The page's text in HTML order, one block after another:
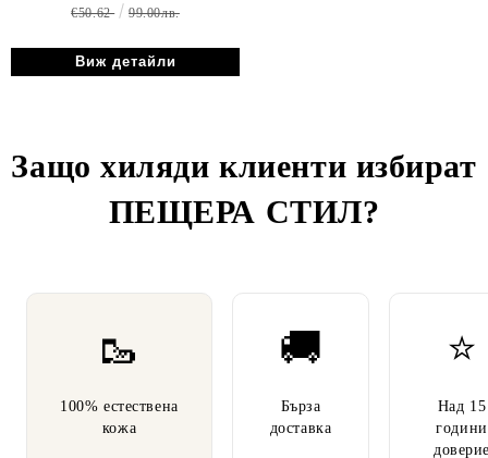
€50.62 99.00лв.
Виж детайли
Защо хиляди клиенти избират
ПЕЩЕРА СТИЛ?
🥾
100% естествена
кожа
🚚
Бърза
доставка
⭐
Над 15
години